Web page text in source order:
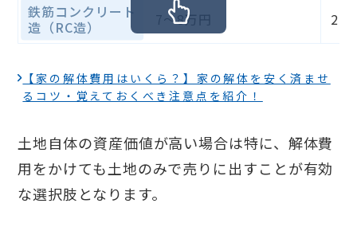
鉄筋コンクリート
造（RC造）
7〜8万円
【家の解体費用はいくら？】家の解体を安く済ませ
るコツ・覚えておくべき注意点を紹介！
土地自体の資産価値が高い場合は特に、解体費
用をかけても土地のみで売りに出すことが有効
な選択肢となります。